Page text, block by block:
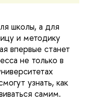
школы, а для
и методику
впервые станет
не только в
узнать, как
самим.